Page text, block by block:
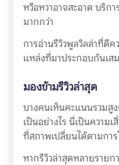
หวือหวาอาจสะอาด บริก
มากกว่า
การอ่านรีวิวพูลวิลล่าที่ดีค
แหล่งที่มาประกอบกันเส
มองข้ามรีวิวล่าสุด
บางคนเห็นคะแนนรวมสู
เป็นอย่างไร นี่เป็นความ
ที่สภาพเปลี่ยนได้ตามกา
หากรีวิวล่าสุดหลายราย